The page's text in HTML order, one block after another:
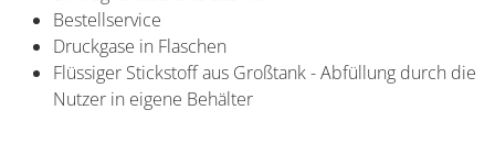
Bestellservice
Druckgase in Flaschen
Flüssiger Stickstoff aus Großtank - Abfüllung durch die
Nutzer in eigene Behälter